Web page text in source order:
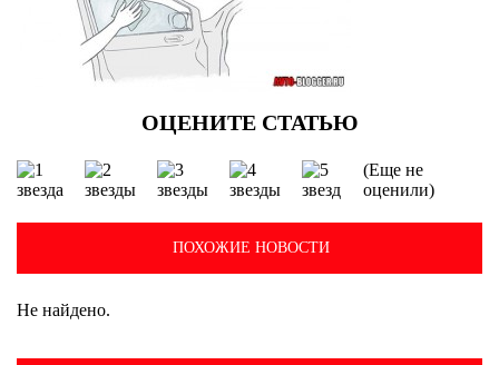
(Еще не
оценили)
ПОХОЖИЕ НОВОСТИ
Не найдено.